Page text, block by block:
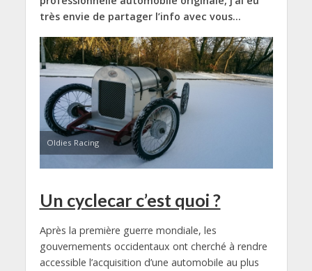
très envie de partager l’info avec vous…
Oldies Racing
Un cyclecar c’est quoi ?
Après la première guerre mondiale, les
gouvernements occidentaux ont cherché à rendre
accessible l’acquisition d’une automobile au plus